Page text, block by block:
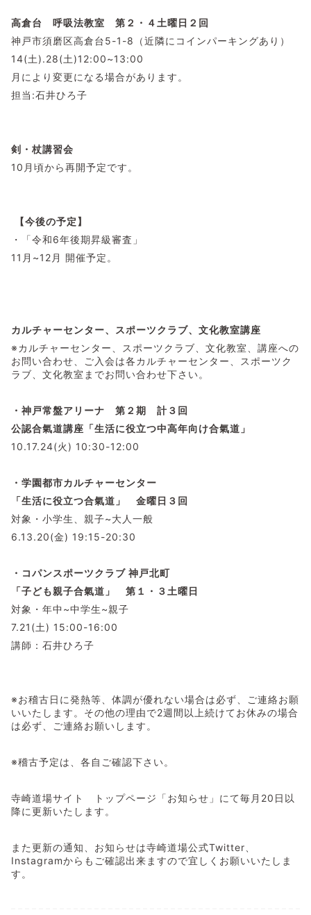
高倉台 呼吸法教室
第２・４土曜日２回
神戸市須磨区高倉台5-1-8（近隣にコインパーキングあり）
14(土).28(土)12:00~13:00
月により変更になる場合があります。
担当:石井ひろ子
剣・杖講習会
10月頃から再開予定です。
【今後の予定】
・「令和6年後期昇級審査」
11月~12月 開催予定。
カルチャーセンター、スポーツクラブ、文化教室講座
※カルチャーセンター、スポーツクラブ、文化教室、講座への
お問い合わせ、ご入会は各カルチャーセンター、スポーツク
ラブ、文化教室までお問い合わせ下さい。
・神戸常盤アリーナ 第２期 計３回
公認合氣道講座「生活に役立つ中高年向け合氣道」
10.17.24(火) 10:30-12:00
・学園都市カルチャーセンター
「生活に役立つ合氣道」 金曜日３ 回
対象・小学生、親子~大人一般
6.13.20(金) 19:15-20:30
・コパンスポーツクラブ 神戸北町
「子ども親子合氣道」 第１・３土曜日
対象・年中~中学生~親子
7.21(土) 15:00-16:00
講師：石井ひろ子
※お稽古日に発熱等、体調が優れない場合は必ず、ご連絡お願
いいたします。その他の理由で2週間以上続けてお休みの場合
は必ず、ご連絡お願いします。
※稽古予定は、各自ご確認下さい。
寺崎道場サイト トップページ「お知らせ」にて毎月20日以
降に更新いたします。
また更新の通知、お知らせは寺崎道場公式Twitter、
Instagramからもご確認出来ますので宜しくお願いいたしま
す。